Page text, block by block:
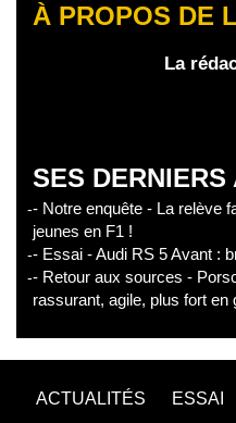
À PROPOS DE
La
SES DERNIERS
- Notre enquête - La relève
jeunes en F1 !
- Essai - Audi RS 5 Avant :
- Retour aux sources -
rassurant, agile, plus fort en
ACTUALITÉS ESSAI